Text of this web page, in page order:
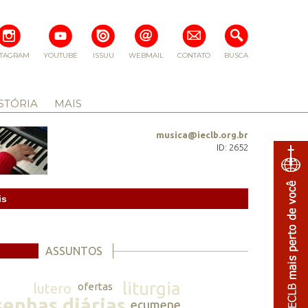
BUSCA
CONTATO
WEBMAIL
ISSUU
YOUTUBE
MAIS
musica@ieclb.org.br
ID: 2652
ASSUNTOS
lutero ofertas liturgia
ecumene